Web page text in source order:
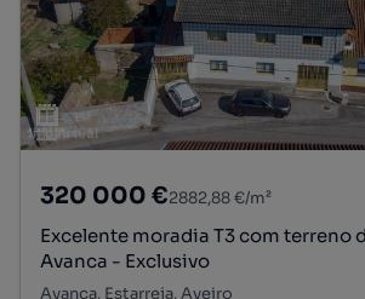
320 000 €2882,88 €/m²
Excelente moradia T3 com terreno
Avanca - Exclusivo
Avanca, Estarreja, Aveiro